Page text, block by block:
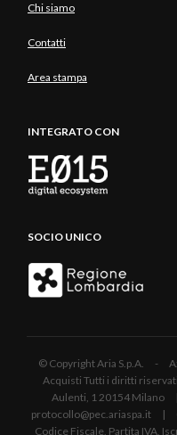
Chi siamo
Contatti
Area stampa
INTEGRATO CON
SOCIO UNICO
© Copyright Aria S.p.A. -
Acquisti Tutti i diritti
Aulenti, 1 20154
protocollo@pec.ariaspa.it |
Codice Fiscale, Partita IVA,